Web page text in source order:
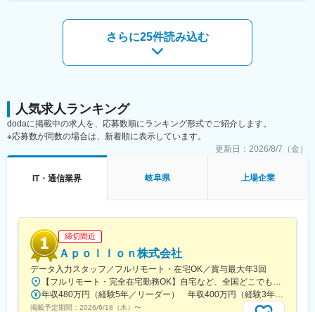
をかみ合わせる環境が整っています。
【プロジェクト例】
■自社サービス(Webラーニングシステム)開発
・開発環境：AWS
・DB：MariaDB
■営業支援システム開発
・開発環境：AWS
・開発言語：Java
・DB：PostgreSQL
・開発環境：AWS
・開発言語：PHP
・FW：Laravel
・DB：MySQL
■クロスプラットフォームでの顧客管理アプリ開発
・開発環境：AWS
・開発言語：JavaScript、Kotlin、Swift
さらに25件読み込む
人気求人ランキング
dodaに掲載中の求人を、応募数順にランキング形式でご紹介します。
※応募数が同数の場合は、新着順に表示しています。
更新日： 2026/8/7（金）
IT・通信業界 岐阜県 上場企業
締切間近
Ａｐｏｌｌｏｎ株式会社
データ入力スタッフ／フルリモート・在宅OK／賞与最大年3回
掲載予定期間： 2026/6/18（木） 〜